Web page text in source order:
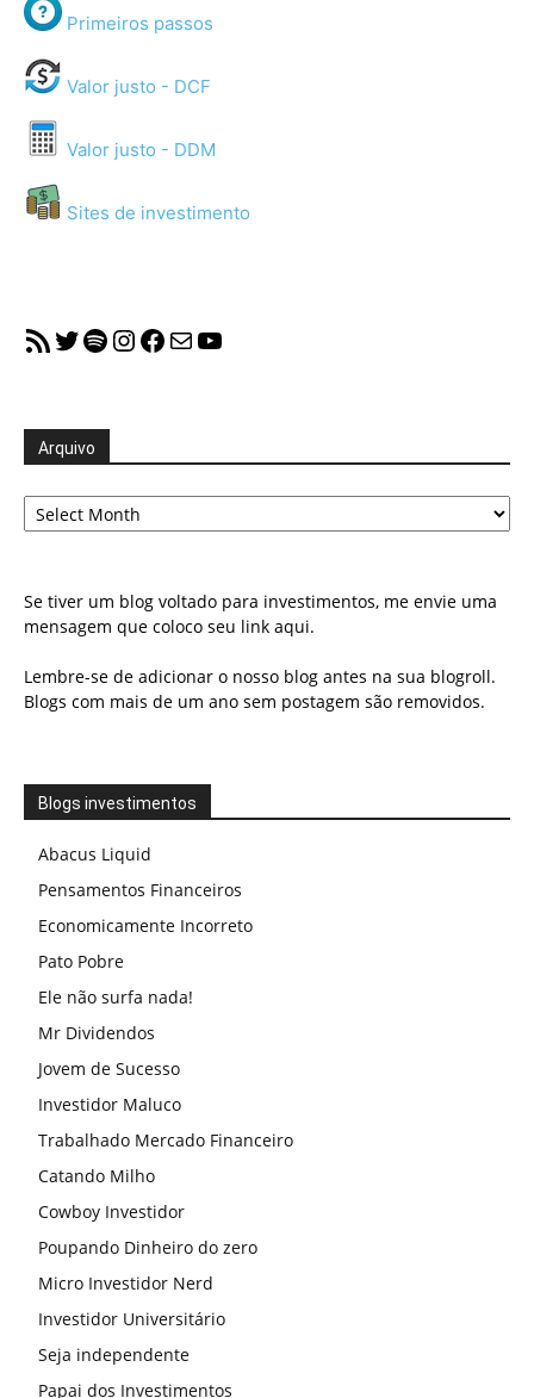
Primeiros passos
Valor justo - DCF
Valor justo - DDM
Sites de investimento
RSS FeedTwitter
Spotify
Instagram
Facebook
MailYouTube
Arquivo
Arquivo
Se tiver um blog voltado para investimentos, me envie uma
mensagem que coloco seu link aqui.
Lembre-se de adicionar o nosso blog antes na sua blogroll.
Blogs com mais de um ano sem postagem são removidos.
Blogs investimentos
Abacus Liquid
Pensamentos Financeiros
Economicamente Incorreto
Pato Pobre
Ele não surfa nada!
Mr Dividendos
Jovem de Sucesso
Investidor Maluco
Trabalhado Mercado Financeiro
Catando Milho
Cowboy Investidor
Poupando Dinheiro do zero
Micro Investidor Nerd
Investidor Universitário
Seja independente
Papai dos Investimentos